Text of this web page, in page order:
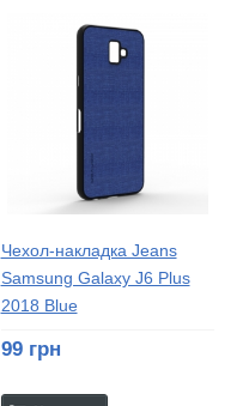
Чехол-накладка Jeans
Samsung Galaxy J6 Plus
2018 Blue
99 грн